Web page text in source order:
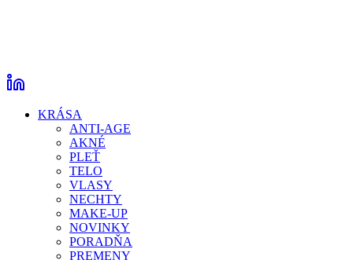
KRÁSA
ANTI-AGE
AKNÉ
PLEŤ
TELO
VLASY
NECHTY
MAKE-UP
NOVINKY
PORADŇA
PREMENY